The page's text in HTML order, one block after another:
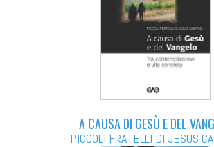
A CAUSA DI GESÙ E DEL
PICCOLI FRATELLI DI JESUS